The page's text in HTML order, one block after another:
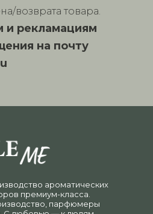
возврата товара.
и рекламациям
на почту
ароматических
премиум-класса.
парфюмеры